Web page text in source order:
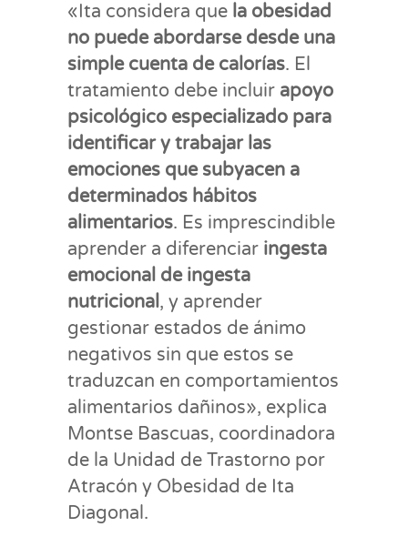
«Ita considera que la obesidad
no puede abordarse desde una
simple cuenta de calorías. El
tratamiento debe incluir apoyo
psicológico especializado para
identificar y trabajar las
emociones que subyacen a
determinados hábitos
alimentarios. Es imprescindible
aprender a diferenciar ingesta
emocional de ingesta
nutricional, y aprender
gestionar estados de ánimo
negativos sin que estos se
traduzcan en comportamientos
alimentarios dañinos», explica
Montse Bascuas, coordinadora
de la Unidad de Trastorno por
Atracón y Obesidad de Ita
Diagonal.